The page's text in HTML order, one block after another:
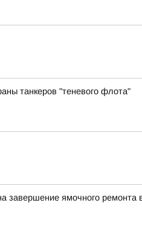
танкеров "теневого флота"
завершение ямочного ремонта